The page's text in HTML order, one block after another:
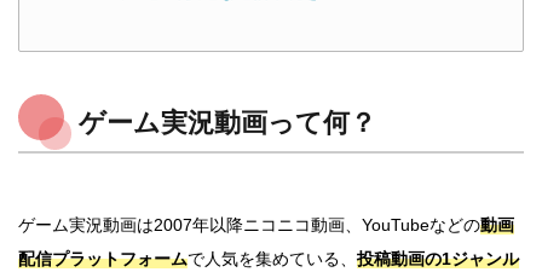
ゲーム実況動画って何？
ゲーム実況動画は2007年以降ニコニコ動画、YouTubeなどの動画
配信プラットフォームで人気を集めている、 投稿動画の1ジャンル